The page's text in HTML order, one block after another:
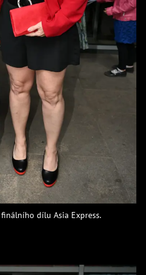
dílu Asia Express.